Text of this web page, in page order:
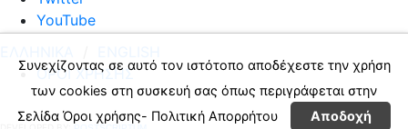
YouTube
ΟΡΟΙ ΧΡΗΣΗΣ
Συνεχίζοντας σε αυτό τον ιστότοπο αποδέχεστε την χρήση
των cookies στη συσκευή σας όπως περιγράφεται στην
Σελίδα Όροι χρήσης- Πολιτική Απορρήτου Αποδοχή